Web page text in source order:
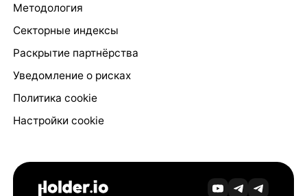
Методология
Секторные индексы
Раскрытие партнёрства
Уведомление о рисках
Политика cookie
Настройки cookie